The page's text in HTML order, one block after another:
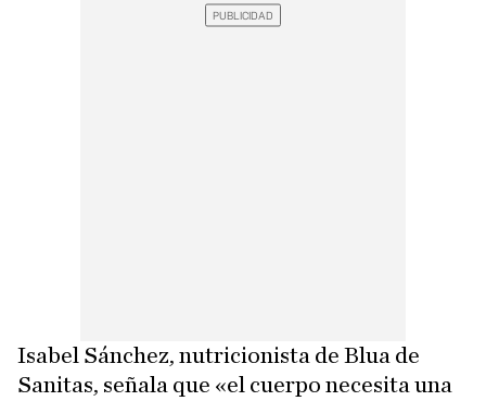
Isabel Sánchez, nutricionista de Blua de
Sanitas, señala que «el cuerpo necesita una